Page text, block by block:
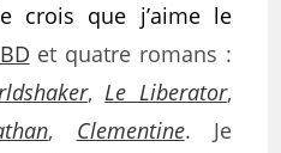
crois que j’aime le
BD et quatre romans :
,Le Liberator,
, Clementine. Je